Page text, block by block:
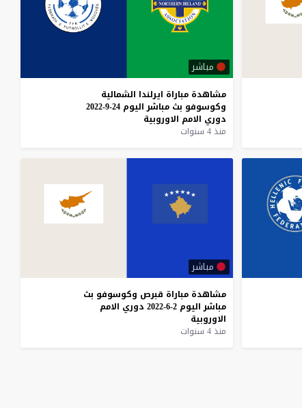
مباشر
مشاهدة مباراة ايرلندا الشمالية
وكوسوفو بث مباشر اليوم 24-9-2022
دوري الامم الاوروبية
منذ 4 سنوات
مباشر
مشاهدة مباراة قبرص وكوسوفو بث
مباشر اليوم 2-6-2022 دوري الامم
الاوروبية
منذ 4 سنوات